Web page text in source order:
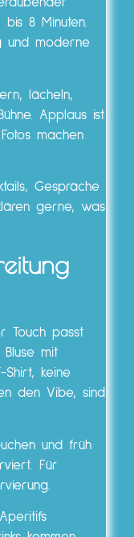
8 Minuten.
und moderne
lächeln,
Applaus ist
machen
Gespräche
gerne, was
Touch passt
mit
Shirt, keine
den Vibe, sind
und früh
Für